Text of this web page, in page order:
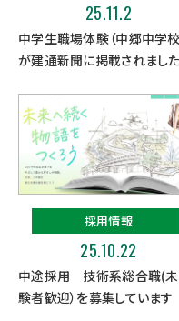
25.11.2
中学生職場体験（中郷中学校
が建通新聞に掲載されました
採用情報
25.10.22
中途採用 技術系総合職(
験者歓迎）を募集しています